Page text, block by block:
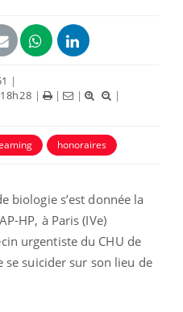
|
| | |
|
honoraires
biologie s’est donnée la
HP, à Paris (IVe)
urgentiste du CHU de
se suicider sur son lieu de